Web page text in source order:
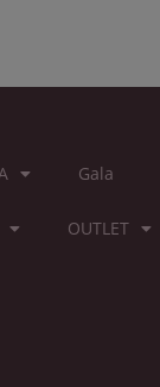
Gala
OUTLET